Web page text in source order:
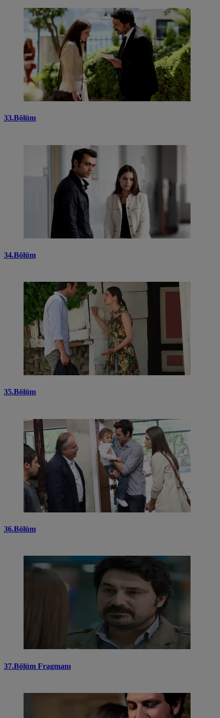
33.Bölüm
34.Bölüm
35.Bölüm
36.Bölüm
37.Bölüm Fragmanı